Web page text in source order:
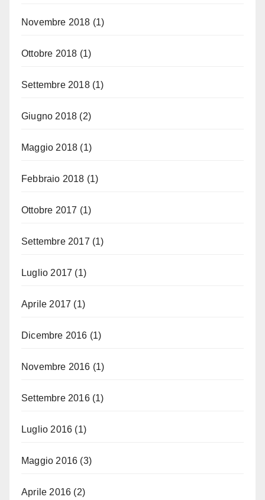
Novembre 2018 (1)
Ottobre 2018 (1)
Settembre 2018(1)
Giugno 2018 (2)
Maggio 2018 (1)
Febbraio 2018 (1)
Ottobre 2017 (1)
Settembre 2017 (1)
Luglio 2017 (1)
Aprile 2017 (1)
Dicembre 2016 (1)
Novembre 2016 (1)
Settembre 2016(1)
Luglio 2016 (1)
Maggio 2016 (3)
Aprile 2016 (2)